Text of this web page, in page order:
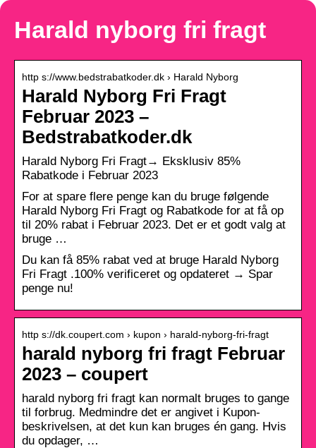
Harald nyborg fri fragt
http s://www.bedstrabatkoder.dk › Harald Nyborg
Harald Nyborg Fri Fragt
Februar 2023 –
Bedstrabatkoder.dk
Harald Nyborg Fri Fragt→ Eksklusiv 85%
Rabatkode i Februar 2023
For at spare flere penge kan du bruge følgende
Harald Nyborg Fri Fragt og Rabatkode for at få op
til 20% rabat i Februar 2023. Det er et godt valg at
bruge …
Du kan få 85% rabat ved at bruge Harald Nyborg
Fri Fragt .100% verificeret og opdateret → Spar
penge nu!
http s://dk.coupert.com › kupon › harald-nyborg-fri-fragt
harald nyborg fri fragt Februar
2023 – coupert
harald nyborg fri fragt kan normalt bruges to gange
til forbrug. Medmindre det er angivet i Kupon-
beskrivelsen, at det kun kan bruges én gang. Hvis
du opdager, …